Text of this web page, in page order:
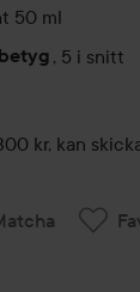
50 ml
, 5 i snitt
kr, kan